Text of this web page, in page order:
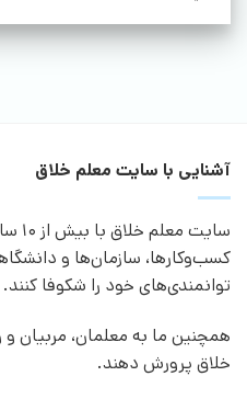
آشنایی با سایت معلم خلاق
کسب‌وکارها، سازمان‌ها و
توانمندی‌های خود را شکوفا کنند.
همچنین ما به معلمان، مربیان
خلاق پرورش دهند.